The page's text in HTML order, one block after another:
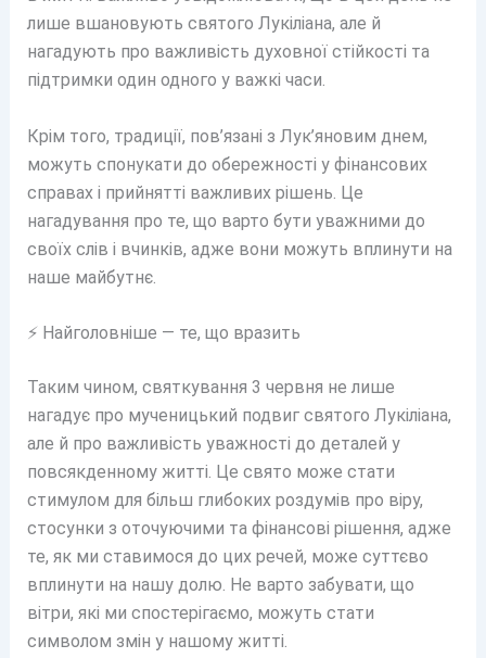
лише вшановують святого Лукіліана, але й
нагадують про важливість духовної стійкості та
підтримки один одного у важкі часи.
Крім того, традиції, пов’язані з Лук’яновим днем,
можуть спонукати до обережності у фінансових
справах і прийнятті важливих рішень. Це
нагадування про те, що варто бути уважними до
своїх слів і вчинків, адже вони можуть вплинути на
наше майбутнє.
⚡ Найголовніше — те, що вразить
Таким чином, святкування 3 червня не лише
нагадує про мученицький подвиг святого Лукіліана,
але й про важливість уважності до деталей у
повсякденному житті. Це свято може стати
стимулом для більш глибоких роздумів про віру,
стосунки з оточуючими та фінансові рішення, адже
те, як ми ставимося до цих речей, може суттєво
вплинути на нашу долю. Не варто забувати, що
вітри, які ми спостерігаємо, можуть стати
символом змін у нашому житті.